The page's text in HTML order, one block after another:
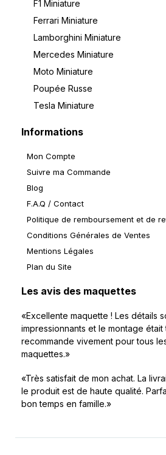
F1 Miniature
Ferrari Miniature
Lamborghini Miniature
Mercedes Miniature
Moto Miniature
Poupée Russe
Tesla Miniature
Informations
Mon Compte
Suivre ma Commande
Blog
F.A.Q / Contact
Politique de remboursement et de
Conditions Générales de Ventes
Mentions Légales
Plan du Site
Les avis des maquettes
«Excellente maquette ! Les détails
impressionnants et le montage était
recommande vivement pour tous
maquettes.»
«Très satisfait de mon achat. La
le produit est de haute qualité.
bon temps en famille.»